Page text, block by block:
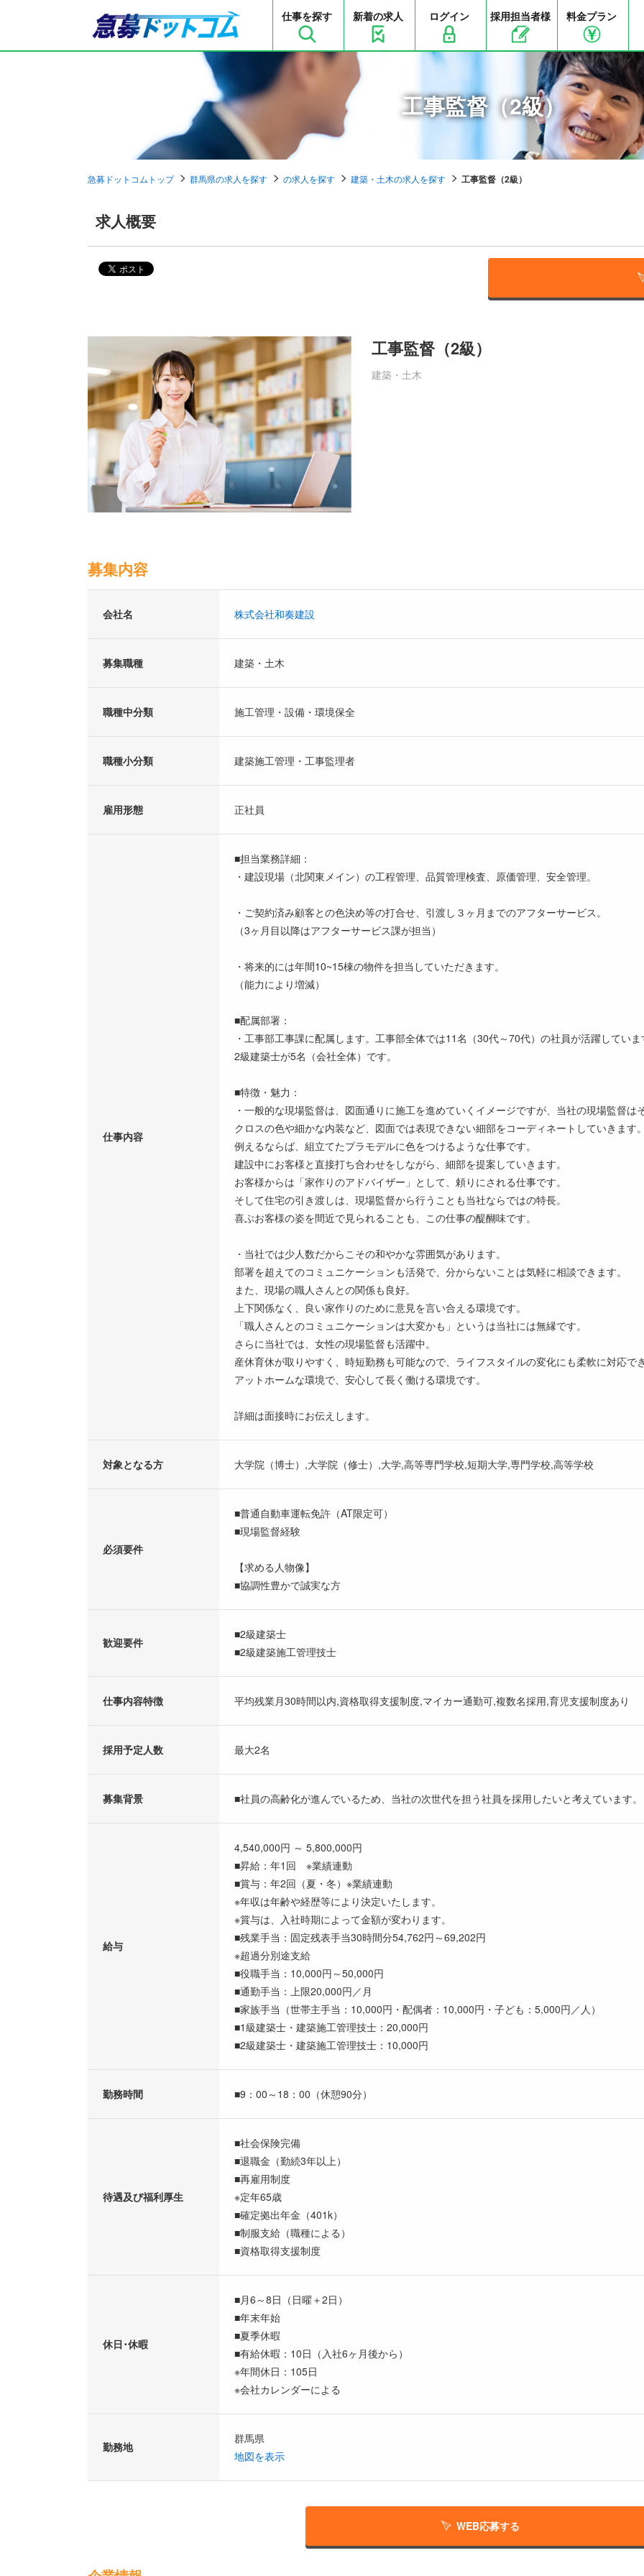
仕事を探す 新着の求人 ログイン 採用担当者様 料金プラン
工事監督（2級）
急募ドットコムトップ 群馬県の求人を探す の求人を探す 建築・土木の求人を探す 工事監督（2級）
求人概要
工事監督（2級）
建築・土木
募集内容
会社名 株式会社和奏建設
募集職種 建築・土木
職種中分類 施工管理・設備・環境保全
職種小分類 建築施工管理・工事監理者
雇用形態 正社員
仕事内容
■担当業務詳細：
・建設現場（北関東メイン）の工程管理、品質管理検査、原価管理、安全管理。
・ご契約済み顧客との色決め等の打合せ、引渡し３ヶ月までのアフターサービス。
（3ヶ月目以降はアフターサービス課が担当）
・将来的には年間10~15棟の物件を担当していただきます。
（能力により増減）
■配属部署：
・工事部工事課に配属します。工事部全体では11名（30代～70代）の社員が活躍していま
2級建築士が5名（会社全体）です。
■特徴・魅力：
・一般的な現場監督は、図面通りに施工を進めていくイメージですが、当社の現場監督は
クロスの色や細かな内装など、図面では表現できない細部をコーディネートしていきます
例えるならば、組立てたプラモデルに色をつけるような仕事です。
建設中にお客様と直接打ち合わせをしながら、細部を提案していきます。
お客様からは「家作りのアドバイザー」として、頼りにされる仕事です。
そして住宅の引き渡しは、現場監督から行うことも当社ならではの特長。
喜ぶお客様の姿を間近で見られることも、この仕事の醍醐味です。
・当社では少人数だからこその和やかな雰囲気があります。
部署を超えてのコミュニケーションも活発で、分からないことは気軽に相談できます。
また、現場の職人さんとの関係も良好。
上下関係なく、良い家作りのために意見を言い合える環境です。
「職人さんとのコミュニケーションは大変かも」というは当社には無縁です。
さらに当社では、女性の現場監督も活躍中。
産休育休が取りやすく、時短勤務も可能なので、ライフスタイルの変化にも柔軟に対応で
アットホームな環境で、安心して長く働ける環境です。
詳細は面接時にお伝えします。
対象となる方 大学院（博士）,大学院（修士）,大学,高等専門学校,短期大学,専門学校,高等学校
必須要件
■普通自動車運転免許（AT限定可）
■現場監督経験
【求める人物像】
■協調性豊かで誠実な方
歓迎要件
■2級建築士
■2級建築施工管理技士
仕事内容特徴 平均残業月30時間以内,資格取得支援制度,マイカー通勤可,複数名採用,育児支援制度あり
採用予定人数 最大2名
募集背景 ■社員の高齢化が進んでいるため、当社の次世代を担う社員を採用したいと考えています。
給与
4,540,000円 ～ 5,800,000円
■昇給：年1回 ※業績連動
■賞与：年2回（夏・冬）※業績連動
※年収は年齢や経歴等により決定いたします。
※賞与は、入社時期によって金額が変わります。
■残業手当：固定残表手当30時間分54,762円～69,202円
※超過分別途支給
■役職手当：10,000円～50,000円
■通勤手当：上限20,000円／月
■家族手当（世帯主手当：10,000円・配偶者：10,000円・子ども：5,000円／人）
■1級建築士・建築施工管理技士：20,000円
■2級建築士・建築施工管理技士：10,000円
勤務時間 ■9：00～18：00（休憩90分）
待遇及び福利厚生
■社会保険完備
■退職金（勤続3年以上）
■再雇用制度
※定年65歳
■確定拠出年金（401k）
■制服支給（職種による）
■資格取得支援制度
休日･休暇
■月6～8日（日曜＋2日）
■年末年始
■夏季休暇
■有給休暇：10日（入社6ヶ月後から）
※年間休日：105日
※会社カレンダーによる
勤務地
群馬県
地図を表示
WEB応募する